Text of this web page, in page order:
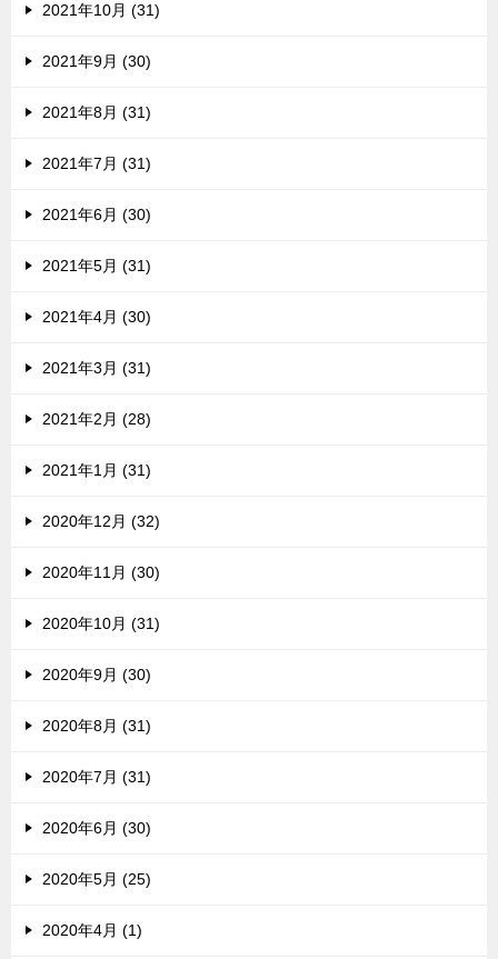
2021年10月 (31)
2021年9月 (30)
2021年8月 (31)
2021年7月 (31)
2021年6月 (30)
2021年5月 (31)
2021年4月 (30)
2021年3月 (31)
2021年2月 (28)
2021年1月 (31)
2020年12月 (32)
2020年11月 (30)
2020年10月 (31)
2020年9月 (30)
2020年8月 (31)
2020年7月 (31)
2020年6月 (30)
2020年5月 (25)
2020年4月 (1)